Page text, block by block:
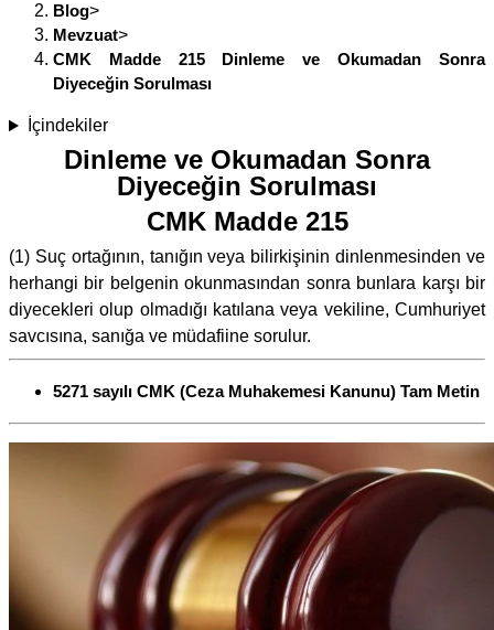
Blog>
Mevzuat>
CMK Madde 215 Dinleme ve Okumadan Sonra
Diyeceğin Sorulması
İçindekiler
Dinleme ve Okumadan Sonra
Diyeceğin Sorulması
CMK Madde 215
(1) Suç ortağının, tanığın veya bilirkişinin dinlenmesinden ve
herhangi bir belgenin okunmasından sonra bunlara karşı bir
diyecekleri olup olmadığı katılana veya vekiline, Cumhuriyet
savcısına, sanığa ve müdafiine sorulur.
5271 sayılı CMK (Ceza Muhakemesi Kanunu) Tam Metin